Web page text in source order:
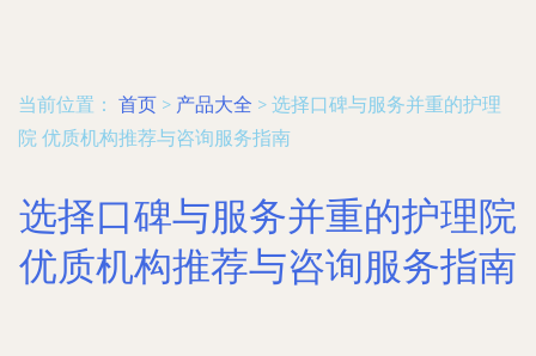
当前位置： 首页 > 产品大全 > 选择口碑与服务并重的护理
院 优质机构推荐与咨询服务指南
选择口碑与服务并重的护理院
优质机构推荐与咨询服务指南